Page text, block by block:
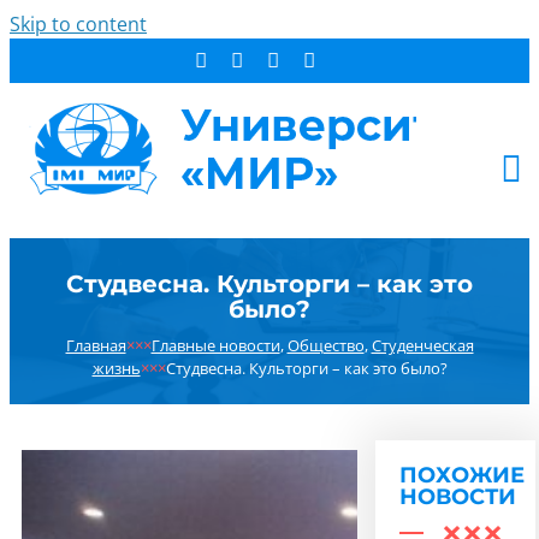
Skip to content
СТУДЕНТУ
ОБ УНИВЕРСИТЕТЕ
НОВОСТИ
РЕЗУЛЬТАТ ПОИСКА:
Студвесна. Культорги – как это
было?
Главная×××Главные новости,Общество,Студенческая
жизнь×××Студвесна. Культорги – как это было?
ПОХОЖИЕ
НОВОСТИ